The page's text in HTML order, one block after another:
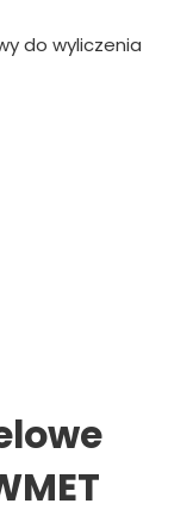
do wyliczenia